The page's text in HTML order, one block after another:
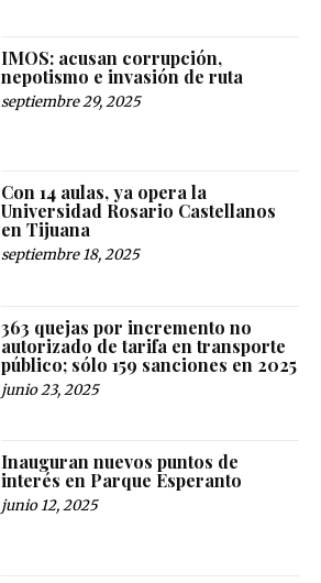
IMOS: acusan corrupción,
nepotismo e invasión de ruta
septiembre 29, 2025
Con 14 aulas, ya opera la
Universidad Rosario Castellanos
en Tijuana
septiembre 18, 2025
363 quejas por incremento no
autorizado de tarifa en transporte
público; sólo 159 sanciones en 2025
junio 23, 2025
Inauguran nuevos puntos de
interés en Parque Esperanto
junio 12, 2025